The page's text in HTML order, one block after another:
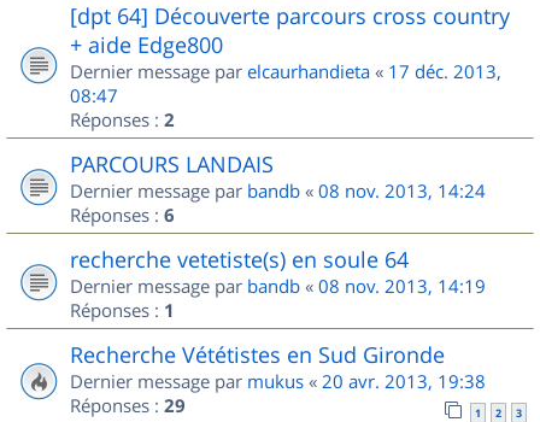
[dpt 64] Découverte parcours cross country
+ aide Edge800
Dernier message par elcaurhandieta « 17 déc. 2013,
08:47
Réponses : 2
PARCOURS LANDAIS
Dernier message par bandb « 08 nov. 2013, 14:24
Réponses : 6
recherche vetetiste(s) en soule 64
Dernier message par bandb « 08 nov. 2013, 14:19
Réponses : 1
Recherche Vététistes en Sud Gironde
Dernier message par mukus « 20 avr. 2013, 19:38
Réponses : 29 1 2 3